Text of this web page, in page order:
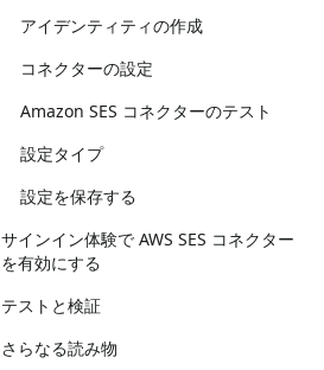
アイデンティティの作成
コネクターの設定
Amazon SES コネクターのテスト
設定タイプ
設定を保存する
サインイン体験で AWS SES コネクター
を有効にする
テストと検証
さらなる読み物